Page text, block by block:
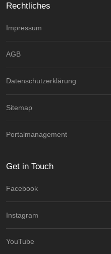
Rechtliches
Impressum
AGB
Datenschutzerklärung
Sitemap
Portalmanagement
Get in Touch
Facebook
Instagram
YouTube